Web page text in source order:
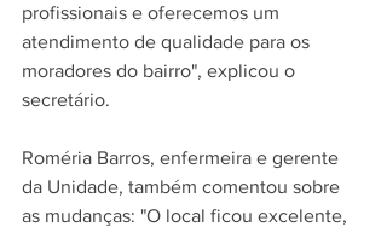
profissionais e oferecemos um
atendimento de qualidade para os
moradores do bairro", explicou o
secretário.
Roméria Barros, enfermeira e gerente
da Unidade, também comentou sobre
as mudanças: "O local ficou excelente,